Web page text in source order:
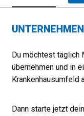
Du möchtest täglich
übernehmen und in
Krankenhausumfeld
Dann starte jetzt